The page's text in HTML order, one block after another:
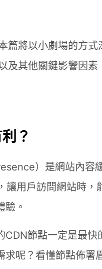
書
南
攻略
控
篇將以小劇場的方式
及其他關鍵影響因素
？
）是網站內容
讓用戶訪問網站時，
驗。
節點一定是最快
呢？看懂節點佈署